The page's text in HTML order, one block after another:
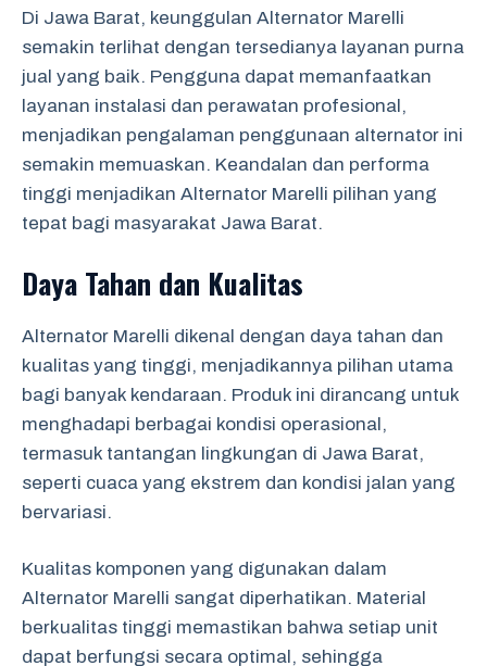
Di Jawa Barat, keunggulan Alternator Marelli
semakin terlihat dengan tersedianya layanan purna
jual yang baik. Pengguna dapat memanfaatkan
layanan instalasi dan perawatan profesional,
menjadikan pengalaman penggunaan alternator ini
semakin memuaskan. Keandalan dan performa
tinggi menjadikan Alternator Marelli pilihan yang
tepat bagi masyarakat Jawa Barat.
Daya Tahan dan Kualitas
Alternator Marelli dikenal dengan daya tahan dan
kualitas yang tinggi, menjadikannya pilihan utama
bagi banyak kendaraan. Produk ini dirancang untuk
menghadapi berbagai kondisi operasional,
termasuk tantangan lingkungan di Jawa Barat,
seperti cuaca yang ekstrem dan kondisi jalan yang
bervariasi.
Kualitas komponen yang digunakan dalam
Alternator Marelli sangat diperhatikan. Material
berkualitas tinggi memastikan bahwa setiap unit
dapat berfungsi secara optimal, sehingga